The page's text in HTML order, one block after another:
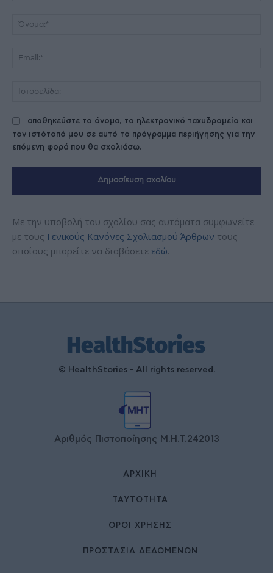
αποθηκεύστε το όνομα, το ηλεκτρονικό ταχυδρομείο και
τον ιστότοπό μου σε αυτό το πρόγραμμα περιήγησης για την
επόμενη φορά που θα σχολιάσω.
Με την υποβολή του σχολίου σας αυτόματα συμφωνείτε
με τους Γενικούς Κανόνες Σχολιασμού Άρθρων τους
οποίους μπορείτε να διαβάσετε εδώ.
© HealthStories - All rights reserved.
Αριθμός Πιστοποίησης Μ.Η.Τ.242013
ΑΡΧΙΚΉ
ΤΑΥΤΌΤΗΤΑ
ΌΡΟΙ ΧΡΉΣΗΣ
ΠΡΟΣΤΑΣΙΑ ΔΕΔΟΜΕΝΩΝ